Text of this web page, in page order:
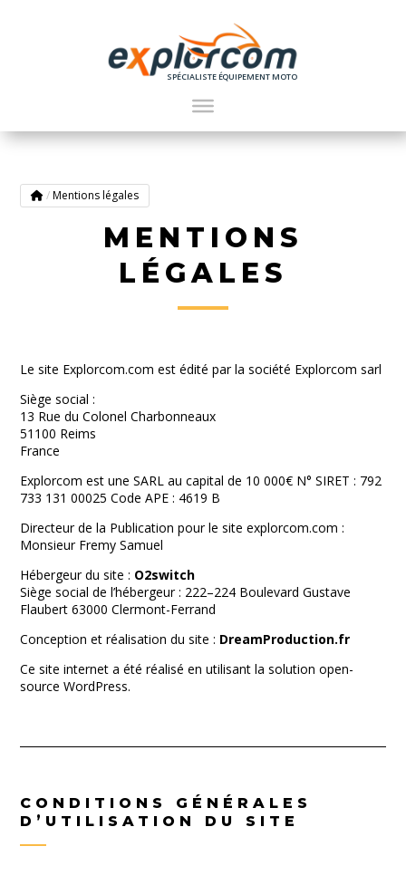
SPÉCIALISTE ÉQUIPEMENT MOTO
/ Mentions légales
MENTIONS
LÉGALES
Le site Explorcom.com est édité par la société Explorcom sarl
Siège social :
13 Rue du Colonel Charbonneaux
51100 Reims
France
Explorcom est une SARL au capital de 10 000€ N° SIRET : 792
733 131 00025 Code APE : 4619 B
Directeur de la Publication pour le site explorcom.com :
Monsieur Fremy Samuel
Hébergeur du site : O2switch
Siège social de l’hébergeur : 222–224 Boulevard Gustave
Flaubert 63000 Clermont-Ferrand
Conception et réalisation du site : DreamProduction.fr
Ce site internet a été réalisé en utilisant la solution open-
source WordPress.
CONDITIONS GÉNÉRALES
D’UTILISATION DU SITE